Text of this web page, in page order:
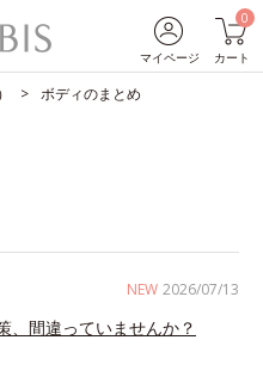
マイページ
0
カート
ボディのまとめ
NEW 2026/07/13
、間違っていませんか？